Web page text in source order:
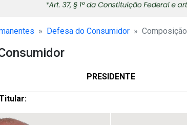
Defesa do Consumidor Composição
PRESIDENTE